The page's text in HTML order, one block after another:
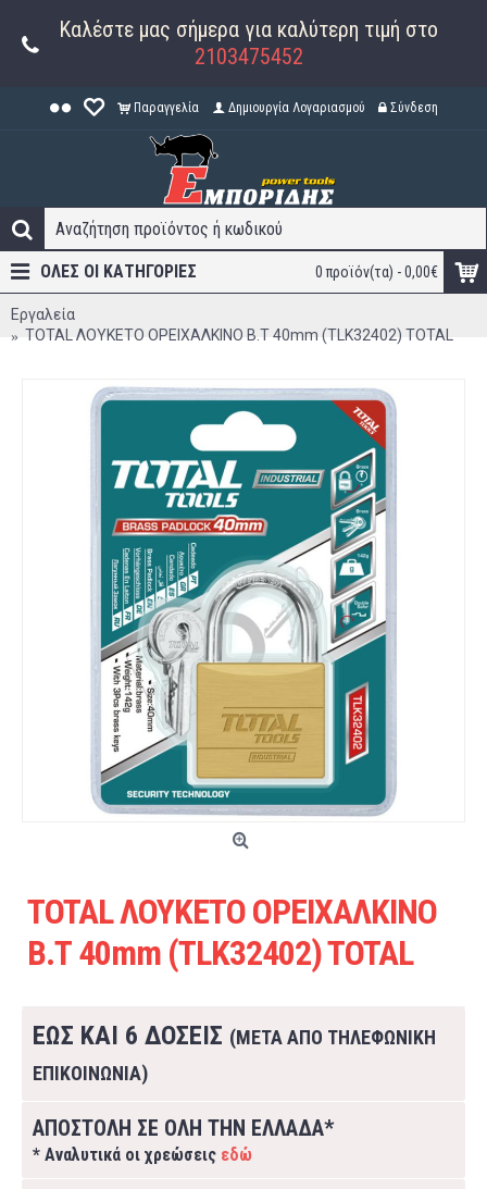
Καλέστε μας σήμερα για καλύτερη τιμή στο
2103475452
Παραγγελία Δημιουργία Λογαριασμού Σύνδεση
0 προϊόν(τα) - 0,00€
ΟΛΕΣ ΟΙ ΚΑΤΗΓΟΡΊΕΣ
Εργαλεία
TOTAL ΛΟΥΚΕΤΟ ΟΡΕΙΧΑΛΚΙΝΟ Β.Τ 40mm (TLK32402) TOTAL
TOTAL ΛΟΥΚΕΤΟ ΟΡΕΙΧΑΛΚΙΝΟ
Β.Τ 40mm (TLK32402) TOTAL
ΕΩΣ ΚΑΙ 6 ΔΟΣΕΙΣ (ΜΕΤΑ ΑΠΟ ΤΗΛΕΦΩΝΙΚΗ
ΕΠΙΚΟΙΝΩΝΙΑ)
ΑΠΟΣΤΟΛΗ ΣΕ ΟΛΗ ΤΗΝ ΕΛΛΑΔΑ*
* Αναλυτικά οι χρεώσεις εδώ